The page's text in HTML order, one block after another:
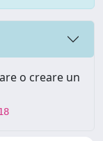
o creare un